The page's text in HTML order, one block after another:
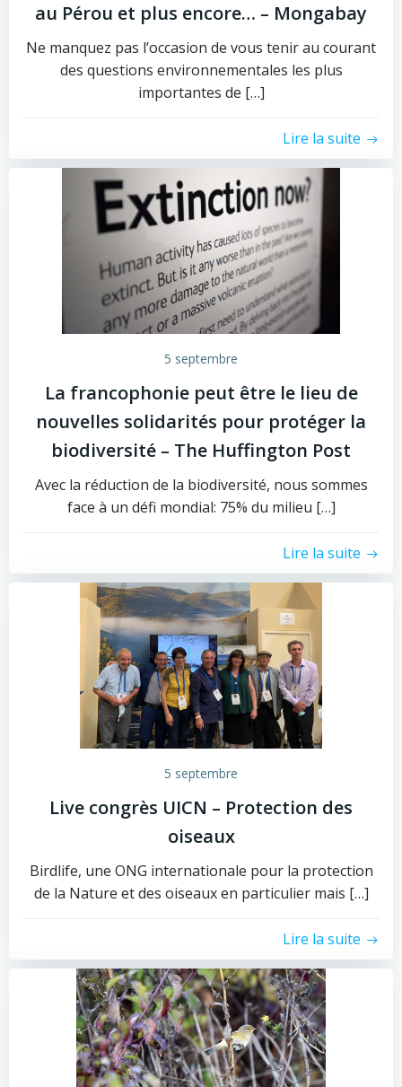
au Pérou et plus encore… – Mongabay
Ne manquez pas l’occasion de vous tenir au courant
des questions environnementales les plus
importantes de […]
Lire la suite
5 septembre
La francophonie peut être le lieu de
nouvelles solidarités pour protéger la
biodiversité – The Huffington Post
Avec la réduction de la biodiversité, nous sommes
face à un défi mondial: 75% du milieu […]
Lire la suite
5 septembre
Live congrès UICN – Protection des
oiseaux
Birdlife, une ONG internationale pour la protection
de la Nature et des oiseaux en particulier mais […]
Lire la suite